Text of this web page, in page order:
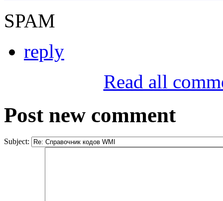
SPAM
reply
Read all
Post new comment
Subject: